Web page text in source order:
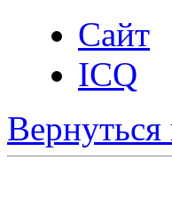
Сайт
ICQ
Вернуться